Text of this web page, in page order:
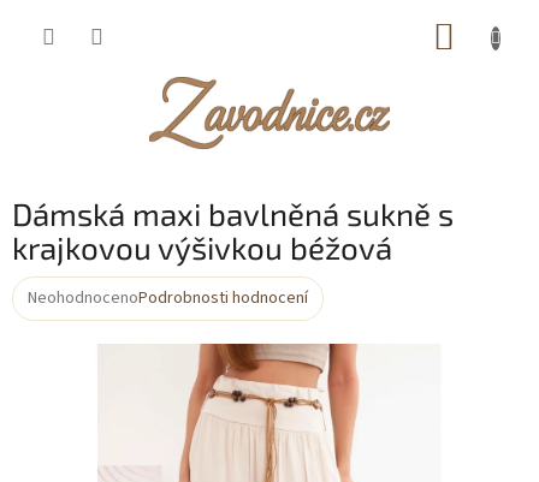
Dámská maxi bavlněná sukně s
krajkovou výšivkou béžová
Průměrné
hvězdiček.
NeohodnocenoPodrobnosti hodnocení